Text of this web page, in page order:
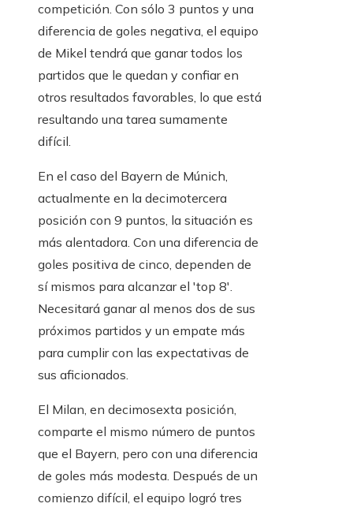
competición. Con sólo 3 puntos y una
diferencia de goles negativa, el equipo
de Mikel tendrá que ganar todos los
partidos que le quedan y confiar en
otros resultados favorables, lo que está
resultando una tarea sumamente
difícil.
En el caso del Bayern de Múnich,
actualmente en la decimotercera
posición con 9 puntos, la situación es
más alentadora. Con una diferencia de
goles positiva de cinco, dependen de
sí mismos para alcanzar el 'top 8'.
Necesitará ganar al menos dos de sus
próximos partidos y un empate más
para cumplir con las expectativas de
sus aficionados.
El Milan, en decimosexta posición,
comparte el mismo número de puntos
que el Bayern, pero con una diferencia
de goles más modesta. Después de un
comienzo difícil, el equipo logró tres